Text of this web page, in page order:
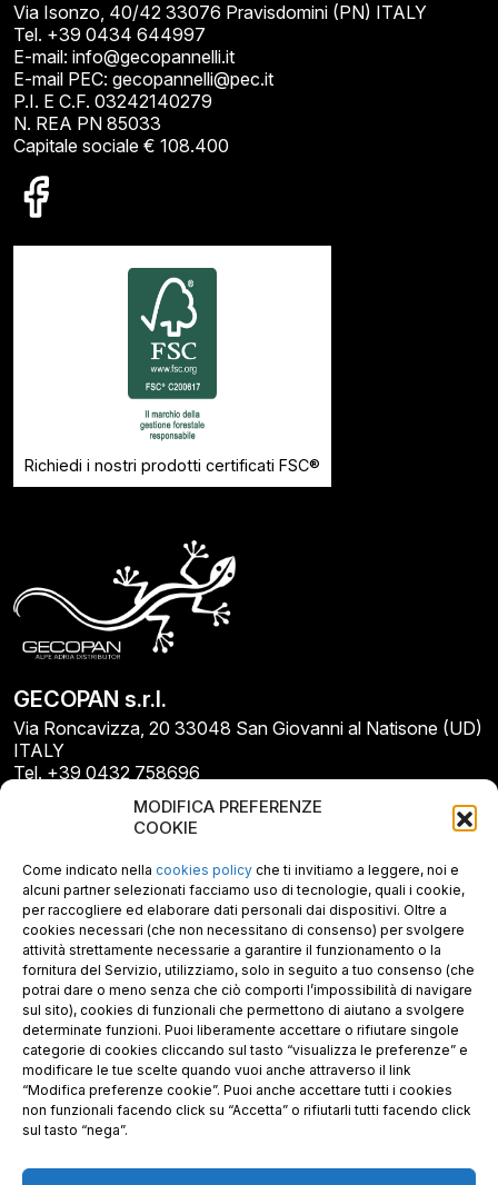
MODIFICA PREFERENZE
COOKIE
Come indicato nella cookies policy che ti invitiamo a leggere, noi e
alcuni partner selezionati facciamo uso di tecnologie, quali i cookie,
per raccogliere ed elaborare dati personali dai dispositivi. Oltre a
cookies necessari (che non necessitano di consenso) per svolgere
attività strettamente necessarie a garantire il funzionamento o la
fornitura del Servizio, utilizziamo, solo in seguito a tuo consenso (che
potrai dare o meno senza che ciò comporti l’impossibilità di navigare
sul sito), cookies di funzionali che permettono di aiutano a svolgere
determinate funzioni. Puoi liberamente accettare o rifiutare singole
categorie di cookies cliccando sul tasto “visualizza le preferenze” e
modificare le tue scelte quando vuoi anche attraverso il link
“Modifica preferenze cookie”. Puoi anche accettare tutti i cookies
non funzionali facendo click su “Accetta” o rifiutarli tutti facendo click
sul tasto “nega”.
Via Isonzo, 40/42 33076 Pravisdomini (PN) ITALY
Tel. +39 0434 644997
E-mail: info@gecopannelli.it
E-mail PEC: gecopannelli@pec.it
P.I. E C.F. 03242140279
N. REA PN 85033
Capitale sociale € 108.400
Richiedi i nostri prodotti certificati FSC®
GECOPAN s.r.l.
Via Roncavizza, 20 33048 San Giovanni al Natisone (UD)
ITALY
Tel. +39 0432 758696
E-mail: info@gecopan.it
E-mail PEC: gecopan@pec.it
P.I. E C.F. 02487660306
N. REA UD 264834
Capitale sociale € 30.000